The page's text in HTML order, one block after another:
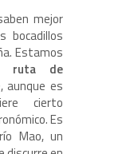
mejor
bocadillos
Estamos
ruta de
aunque es
cierto
Es
Mao, un